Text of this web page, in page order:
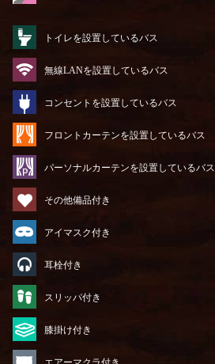
トイレを設置しているバス
無線LANを設置しているバス
コンセントを設置しているバス
フロントカーテンを設置しているバス
パーソナルカーテンを設置しているバス
その他備品付き
アイマスク付き
耳栓付き
スリッパ付き
膝掛け付き